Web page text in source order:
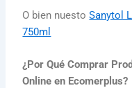
O bien nuestoSanytol
750ml
¿Por Qué Comprar
Online en Ecomerplus?